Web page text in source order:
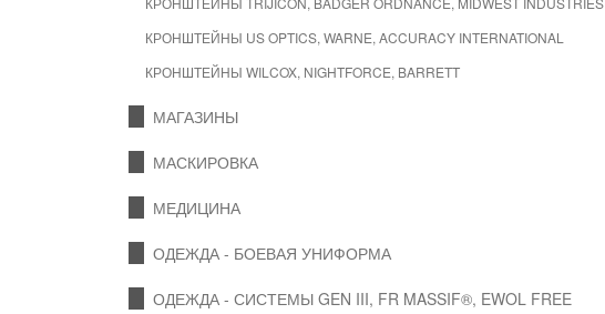
КРОНШТЕЙНЫ US OPTICS, WARNE, ACCURACY INTERNATIONAL
КРОНШТЕЙНЫ WILCOX, NIGHTFORCE, BARRETT
МАГАЗИНЫ
МАСКИРОВКА
МЕДИЦИНА
ОДЕЖДА - БОЕВАЯ УНИФОРМА
ОДЕЖДА - СИСТЕМЫ GEN III, FR MASSIF®, EWOL FREE